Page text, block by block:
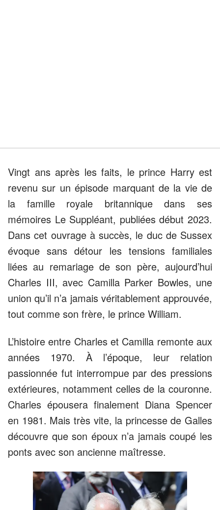
Vingt ans après les faits, le prince Harry est
revenu sur un épisode marquant de la vie de
la famille royale britannique dans ses
mémoires Le Suppléant, publiées début 2023.
Dans cet ouvrage à succès, le duc de Sussex
évoque sans détour les tensions familiales
liées au remariage de son père, aujourd’hui
Charles III, avec Camilla Parker Bowles, une
union qu’il n’a jamais véritablement approuvée,
tout comme son frère, le prince William.
L’histoire entre Charles et Camilla remonte aux
années 1970. À l’époque, leur relation
passionnée fut interrompue par des pressions
extérieures, notamment celles de la couronne.
Charles épousera finalement Diana Spencer
en 1981. Mais très vite, la princesse de Galles
découvre que son époux n’a jamais coupé les
ponts avec son ancienne maîtresse.